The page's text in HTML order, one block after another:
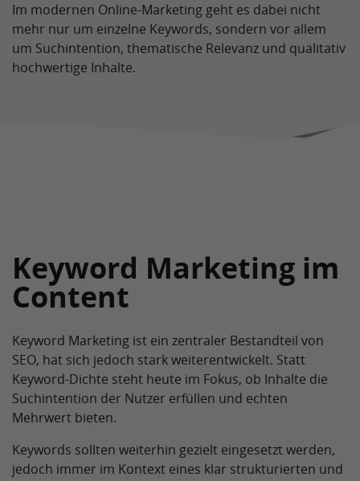
Im modernen Online-Marketing geht es dabei nicht
mehr nur um einzelne Keywords, sondern vor allem
um Suchintention, thematische Relevanz und qualitativ
hochwertige Inhalte.
Keyword Marketing im
Content
Keyword Marketing ist ein zentraler Bestandteil von
SEO, hat sich jedoch stark weiterentwickelt. Statt
Keyword-Dichte steht heute im Fokus, ob Inhalte die
Suchintention der Nutzer erfüllen und echten
Mehrwert bieten.
Keywords sollten weiterhin gezielt eingesetzt werden,
jedoch immer im Kontext eines klar strukturierten und